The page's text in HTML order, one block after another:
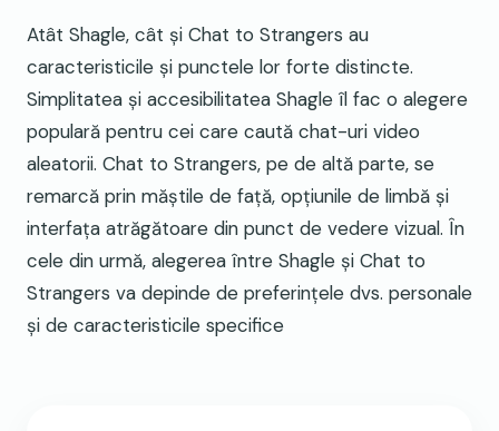
Atât Shagle, cât și Chat to Strangers au
caracteristicile și punctele lor forte distincte.
Simplitatea și accesibilitatea Shagle îl fac o alegere
populară pentru cei care caută chat-uri video
aleatorii. Chat to Strangers, pe de altă parte, se
remarcă prin măștile de față, opțiunile de limbă și
interfața atrăgătoare din punct de vedere vizual. În
cele din urmă, alegerea între Shagle și Chat to
Strangers va depinde de preferințele dvs. personale
și de caracteristicile specifice